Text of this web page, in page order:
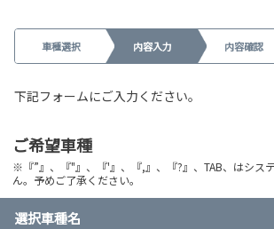
車種選択 内容入力 内容確認
下記フォームにご入力ください。
ご希望車種
※『”』、『"』、『'』、『,』、『?』、TAB、はシス
ん。予めご了承ください。
選択車種名